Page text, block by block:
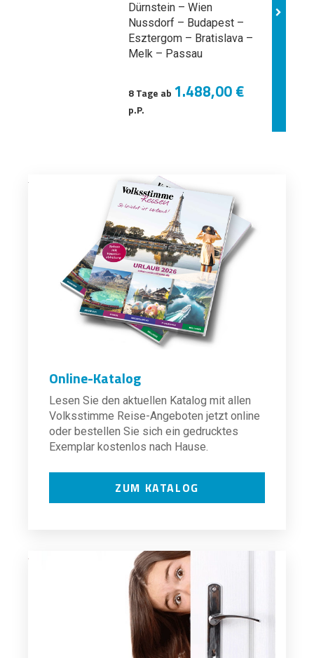
Dürnstein – Wien
Nussdorf – Budapest –
Esztergom – Bratislava –
Melk – Passau
8 Tage ab 1.488,00 €
p.P.
Online-Katalog
Lesen Sie den aktuellen Katalog mit allen
Volksstimme Reise-Angeboten jetzt online
oder bestellen Sie sich ein gedrucktes
Exemplar kostenlos nach Hause.
ZUM KATALOG